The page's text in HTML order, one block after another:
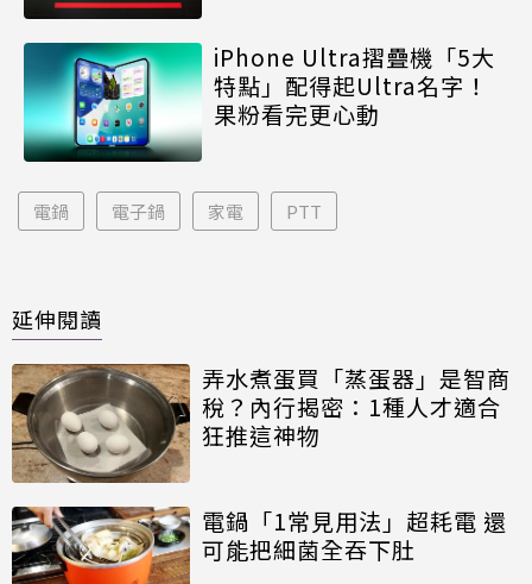
iPhone Ultra摺疊機「5大
特點」配得起Ultra名字！
果粉看完更心動
電鍋 電子鍋 家電 PTT
延伸閱讀
弄水煮蛋買「蒸蛋器」是智商
稅？內行揭密：1種人才適合
狂推這神物
電鍋「1常見用法」超耗電 還
可能把細菌全吞下肚